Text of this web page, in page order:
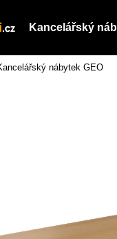
Kancelářský
nábytek GEO